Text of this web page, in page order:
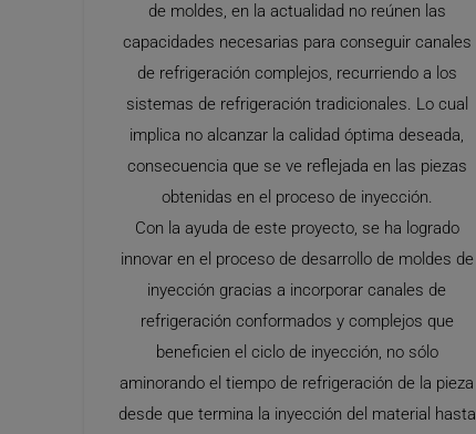
de moldes, en la actualidad no reúnen las
capacidades necesarias para conseguir canales
de refrigeración complejos, recurriendo a los
sistemas de refrigeración tradicionales. Lo cual
implica no alcanzar la calidad óptima deseada,
consecuencia que se ve reflejada en las piezas
obtenidas en el proceso de inyección.
Con la ayuda de este proyecto, se ha logrado
innovar en el proceso de desarrollo de moldes de
inyección gracias a incorporar canales de
refrigeración conformados y complejos que
beneficien el ciclo de inyección, no sólo
aminorando el tiempo de refrigeración de la pieza
desde que termina la inyección del material hasta